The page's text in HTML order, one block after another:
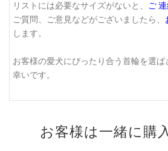
リストには必要なサイズがないと、 ご
ご質問、ご意見などがございましたら、
します。
お客様の愛犬にぴったり合う首輪を選
幸いです。
お客様は一緒に購